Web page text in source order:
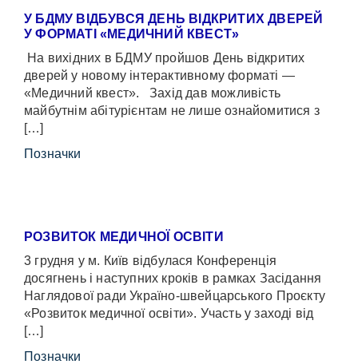
У БДМУ ВІДБУВСЯ ДЕНЬ ВІДКРИТИХ ДВЕРЕЙ
У ФОРМАТІ «МЕДИЧНИЙ КВЕСТ»
На вихідних в БДМУ пройшов День відкритих
дверей у новому інтерактивному форматі —
«Медичний квест». Захід дав можливість
майбутнім абітурієнтам не лише ознайомитися з
[…]
Позначки
РОЗВИТОК МЕДИЧНОЇ ОСВІТИ
3 грудня у м. Київ відбулася Конференція
досягнень і наступних кроків в рамках Засідання
Наглядової ради Україно-швейцарського Проєкту
«Розвиток медичної освіти». Участь у заході від
[…]
Позначки